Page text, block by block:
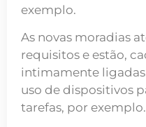
exemplo.
As novas moradias
requisitos e estão,
intimamente
uso de dispositivos
tarefas, por exemplo.